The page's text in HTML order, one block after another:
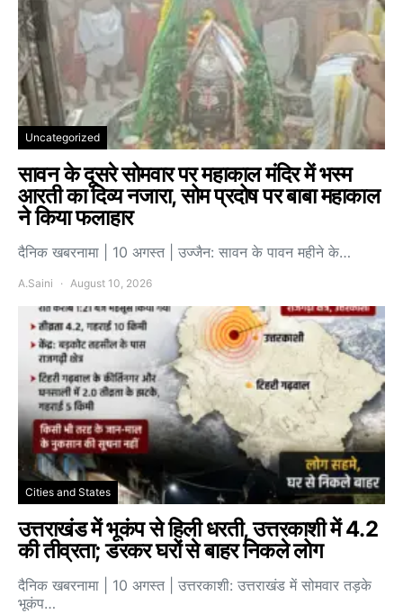
Uncategorized
सावन के दूसरे सोमवार पर महाकाल मंदिर में भस्म
आरती का दिव्य नजारा, सोम प्रदोष पर बाबा महाकाल
ने किया फलाहार
दैनिक खबरनामा | 10 अगस्त | उज्जैन: सावन के पावन महीने के…
A.Saini August 10, 2026
Cities and States
उत्तराखंड में भूकंप से हिली धरती, उत्तरकाशी में 4.2
की तीव्रता; डरकर घरों से बाहर निकले लोग
दैनिक खबरनामा | 10 अगस्त | उत्तरकाशी: उत्तराखंड में सोमवार तड़के
भूकंप…